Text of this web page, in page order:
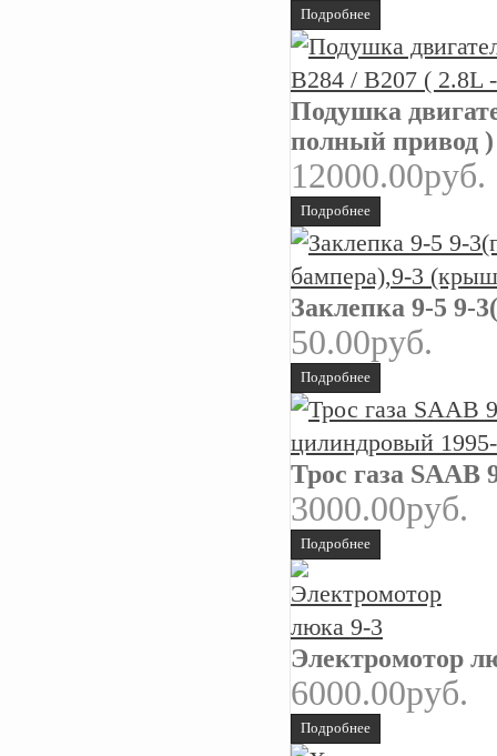
Подробнее
Подушка
полный привод )
12000.00руб.
Подробнее
Заклепка 9-5 9-
50.00руб.
Подробнее
Трос газа SAAB
3000.00руб.
Подробнее
Электромотор
6000.00руб.
Подробнее